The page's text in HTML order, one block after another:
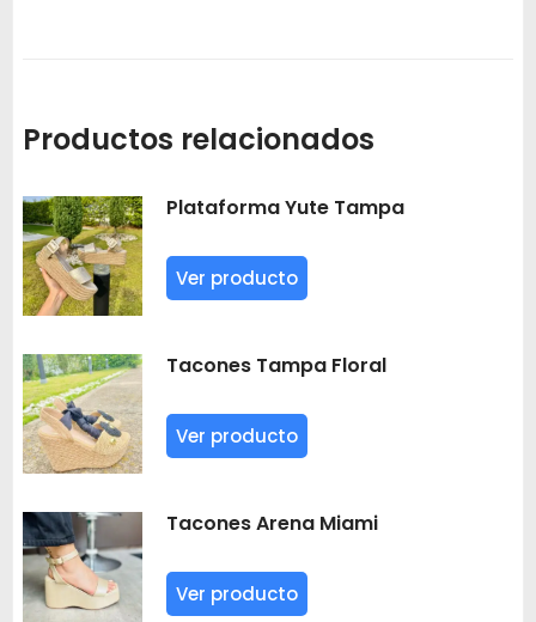
Productos relacionados
Plataforma Yute Tampa
Ver producto
Tacones Tampa Floral
Ver producto
Tacones Arena Miami
Ver producto